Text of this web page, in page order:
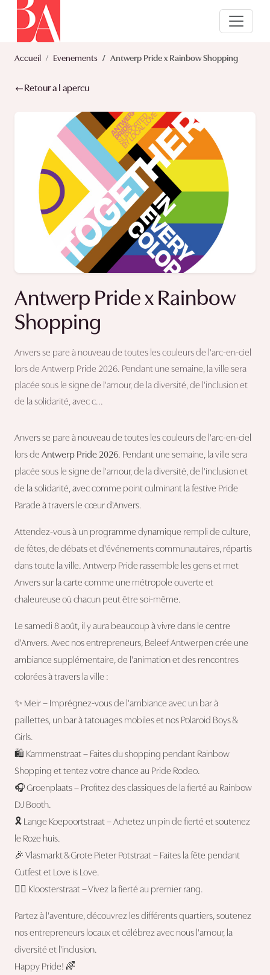
Accueil Evenements Antwerp Pride x Rainbow Shopping
Retour a l apercu
Antwerp Pride x Rainbow
Shopping
Anvers se pare à nouveau de toutes les couleurs de l'arc-en-ciel
lors de Antwerp Pride 2026. Pendant une semaine, la ville sera
placée sous le signe de l'amour, de la diversité, de l'inclusion et
de la solidarité, avec c...
Anvers se pare à nouveau de toutes les couleurs de l'arc-en-ciel
lors de Antwerp Pride 2026. Pendant une semaine, la ville sera
placée sous le signe de l'amour, de la diversité, de l'inclusion et
de la solidarité, avec comme point culminant la festive Pride
Parade à travers le cœur d'Anvers.
Attendez-vous à un programme dynamique rempli de culture,
de fêtes, de débats et d'événements communautaires, répartis
dans toute la ville. Antwerp Pride rassemble les gens et met
Anvers sur la carte comme une métropole ouverte et
chaleureuse où chacun peut être soi-même.
Le samedi 8 août, il y aura beaucoup à vivre dans le centre
d'Anvers. Avec nos entrepreneurs, Beleef Antwerpen crée une
ambiance supplémentaire, de l'animation et des rencontres
colorées à travers la ville :
✨ Meir – Imprégnez-vous de l'ambiance avec un bar à
paillettes, un bar à tatouages mobiles et nos Polaroid Boys &
Girls.
🛍️ Kammenstraat – Faites du shopping pendant Rainbow
Shopping et tentez votre chance au Pride Rodeo.
🎧 Groenplaats – Profitez des classiques de la fierté au Rainbow
DJ Booth.
🎗️ Lange Koepoortstraat – Achetez un pin de fierté et soutenez
le Roze huis.
🎉 Vlasmarkt & Grote Pieter Potstraat – Faites la fête pendant
Cutfest et Love is Love.
🏳️‍🌈 Kloosterstraat – Vivez la fierté au premier rang.
Partez à l'aventure, découvrez les différents quartiers, soutenez
nos entrepreneurs locaux et célébrez avec nous l'amour, la
diversité et l'inclusion.
Happy Pride! 🌈